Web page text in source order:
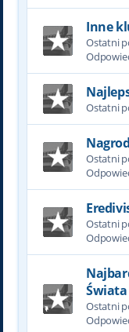
Inne
Ostatni
Ostatni
Ostatni
Ostatni
Świata
Ostatni